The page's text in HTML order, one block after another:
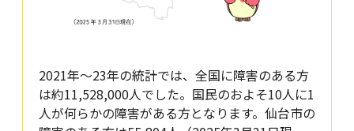
2021年～23年の統計では、全国に障害のある方
は約11,528,000人でした。国民のおよそ10人に1
人が何らかの障害がある方となります。仙台市の